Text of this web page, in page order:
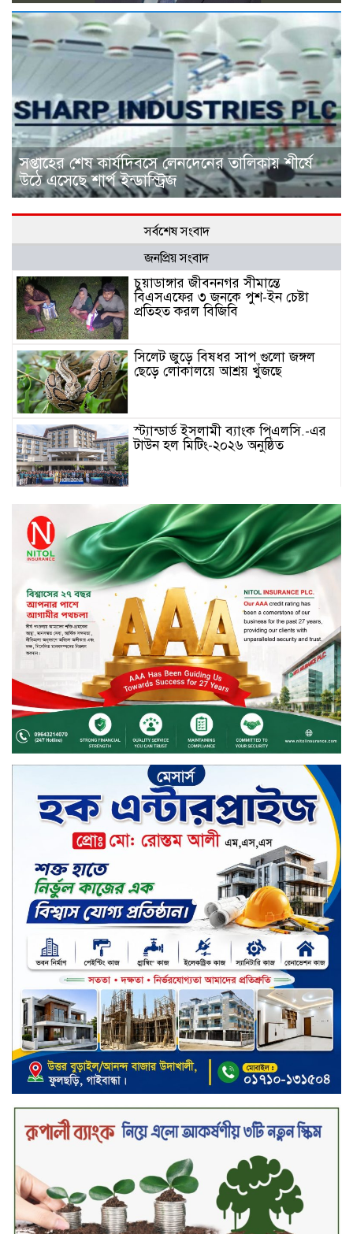
সপ্তাহের শেষ কার্যদিবসে লেনদেনের তালিকায় শীর্ষে
উঠে এসেছে শার্প ইন্ডাস্ট্রিজ
সর্বশেষ সংবাদ
জনপ্রিয় সংবাদ
চুয়াডাঙ্গার জীবননগর সীমান্তে
বিএসএফের ৩ জনকে পুশ-ইন চেষ্টা
প্রতিহত করল বিজিবি
সিলেট জুড়ে বিষধর সাপ গুলো জঙ্গল
ছেড়ে লোকালয়ে আশ্রয় খুঁজছে
স্ট্যান্ডার্ড ইসলামী ব্যাংক পিএলসি.-এর
টাউন হল মিটিং-২০২৬ অনুষ্ঠিত
বিদায়ী সপ্তাহে দর পতনের শীর্ষে এস
আলম কোল্ড রোল্ড
বিদায়ী সপ্তাহে দর বৃদ্ধির শীর্ষে ফারইস্ট
ফাইন্যান্স
বিদায়ী সপ্তাহে লেনদেনের শীর্ষে শার্প
ইন্ডাস্ট্রিজ
চুয়াডাঙ্গায় বিএআরআই’র কৃষি গবেষণা
কেন্দ্র, মেহেরপুর এর আঞ্চলিক রিভিউ
কর্মশালা/২০২৫-২৬ অনুষ্ঠিত
মুসলিম নিকাহ রেজিস্ট্রার কল্যাণ
পরিষদের সম্মেলন অনুষ্ঠিত
দীর্ঘস্থায়ী ৭,৫০০ এমএএইচ ব্যাটারি
এবং শক্তিশালী গরিলা গ্লাস ৭আই সুরক্ষা
নিয়ে শাওমি উন্মোচন করল নতুন রেডমি
১৭
খালেদা জিয়ার গাড়ীতে হামলাকারী
রুবেলের গোত্রীয় সন্ত্রাসীদের গ্রেফতারের
দাবি
ক্যাশলেস বাংলাদেশ বিনির্মাণে
ইসলামী ব্যাংকের উদ্যোগে বাংলা
কিউআর নিয়ে বিশিষ্ট আলেমদের সঙ্গে
মতবিনিময় সভা অনুষ্ঠিত
‘শেখ হাসিনা ডিসেম্বরে ফিরলে গণহত্যার
দায় নিয়ে কারাগারে যাবেন,’ আইনমন্ত্রী
মধ্যরাতে শাহজালাল বিমানবন্দরের
বলাকা লাউঞ্জে অগ্নিকাণ্ড